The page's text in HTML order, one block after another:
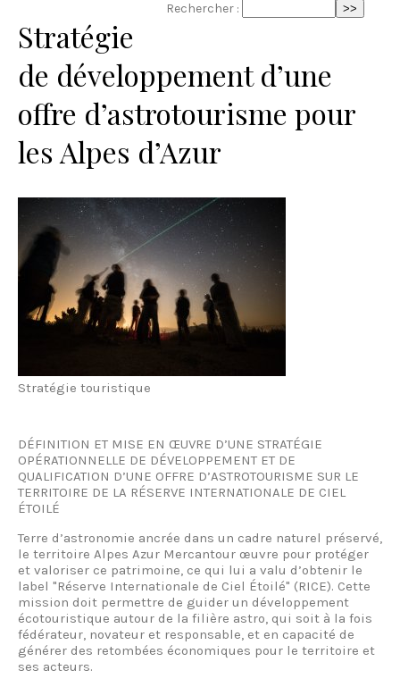
Rechercher :
Stratégie
de développement d’une
offre d’astrotourisme pour
les Alpes d’Azur
Stratégie touristique
DÉFINITION ET MISE EN ŒUVRE D’UNE STRATÉGIE
OPÉRATIONNELLE DE DÉVELOPPEMENT ET DE
QUALIFICATION D’UNE OFFRE D’ASTROTOURISME SUR LE
TERRITOIRE DE LA RÉSERVE INTERNATIONALE DE CIEL
ÉTOILÉ
Terre d’astronomie ancrée dans un cadre naturel préservé,
le territoire Alpes Azur Mercantour œuvre pour protéger
et valoriser ce patrimoine, ce qui lui a valu d’obtenir le
label "Réserve Internationale de Ciel Étoilé" (RICE). Cette
mission doit permettre de guider un développement
écotouristique autour de la filière astro, qui soit à la fois
fédérateur, novateur et responsable, et en capacité de
générer des retombées économiques pour le territoire et
ses acteurs.